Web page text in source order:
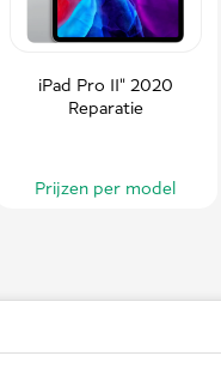
iPad Pro 11" 2020
Reparatie
Prijzen per model